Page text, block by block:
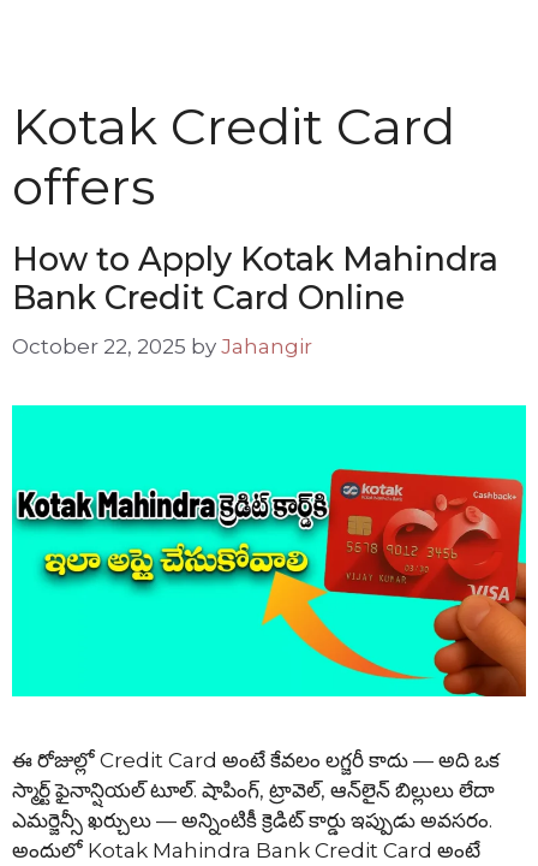
Kotak Credit Card
offers
How to Apply Kotak Mahindra
Bank Credit Card Online
October 22, 2025 by Jahangir
ఈ రోజుల్లో Credit Card అంటే కేవలం లగ్జరీ కాదు — అది ఒక
స్మార్ట్ ఫైనాన్షియల్ టూల్. షాపింగ్, ట్రావెల్, ఆన్‌లైన్ బిల్లులు లేదా
ఎమర్జెన్సీ ఖర్చులు — అన్నింటికీ క్రెడిట్ కార్డు ఇప్పుడు అవసరం.
అందులో Kotak Mahindra Bank Credit Card అంటే